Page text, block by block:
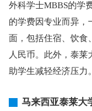
外科学士MBBS的学
的学费因专业而异，
面，包括住宿、饮食
人民币。此外，泰
助学生减轻经济压力。
马来西亚泰莱大